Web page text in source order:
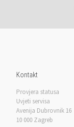
Kontakt
Provjera statusa
Uvjeti servisa
Avenija Dubrovnik 16
10 000 Zagreb